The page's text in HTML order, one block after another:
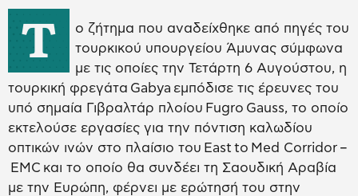
Τ
ο ζήτημα που αναδείχθηκε από πηγές του
τουρκικού υπουργείου Άμυνας σύμφωνα
με τις οποίες την Τετάρτη 6 Αυγούστου, η
τουρκική φρεγάτα Gabya εμπόδισε τις έρευνες του
υπό σημαία Γιβραλτάρ πλοίου Fugro Gauss, το οποίο
εκτελούσε εργασίες για την πόντιση καλωδίου
οπτικών ινών στο πλαίσιο του East to Med Corridor –
EMC και το οποίο θα συνδέει τη Σαουδική Αραβία
με την Ευρώπη, φέρνει με ερώτησή του στην